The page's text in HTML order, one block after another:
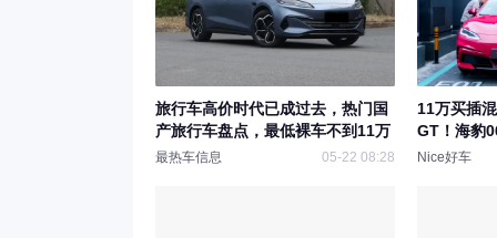
旅行车高价时代已成过去，热门国
产旅行车盘点，最低裸车不到11万
最热车信息 05-22 08:28
11万买插
GT！海豹
选？
Nice好车